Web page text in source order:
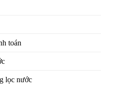
toán
lọc nước